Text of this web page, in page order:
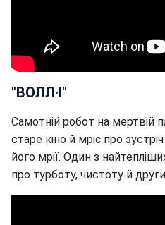
"ВОЛЛ·І"
Самотній робот на мертвій
старе кіно й мріє про
його мрії. Один з
про турботу, чистоту й